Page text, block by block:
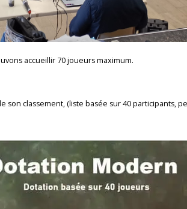
accueillir 70 joueurs maximum.
classement, (liste basée sur 40 participants,